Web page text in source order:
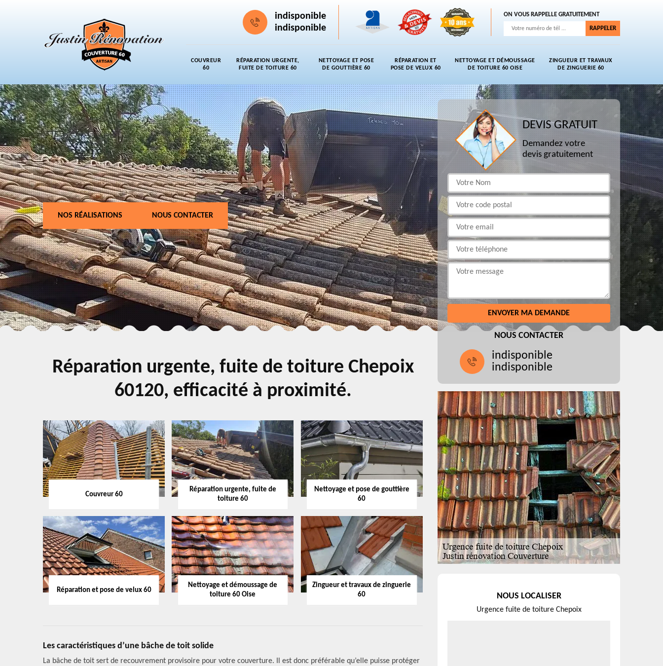
indisponible
indisponible
ON VOUS RAPPELLE GRATUITEMENT
COUVREUR
60
RÉPARATION URGENTE,
FUITE DE TOITURE 60
NETTOYAGE ET POSE
DE GOUTTIÈRE 60
RÉPARATION ET
POSE DE VELUX 60
NETTOYAGE ET DÉMOUSSAGE
DE TOITURE 60 OISE
ZINGUEUR ET TRAVAUX
DE ZINGUERIE 60
NOS RÉALISATIONS NOUS CONTACTER
Réparation urgente, fuite de toiture Chepoix
60120, efficacité à proximité.
Couvreur 60
Réparation urgente, fuite de
toiture 60
Nettoyage et pose de gouttière
60
Réparation et pose de velux 60
Nettoyage et démoussage de
toiture 60 Oise
Zingueur et travaux de zinguerie
60
Les caractéristiques d’une bâche de toit solide
La bâche de toit sert de recouvrement provisoire pour votre couverture. Il est donc préférable qu’elle puisse protéger
DEVIS GRATUIT
Demandez votre
devis gratuitement
NOUS CONTACTER
indisponible
indisponible
NOUS LOCALISER
Urgence fuite de toiture Chepoix